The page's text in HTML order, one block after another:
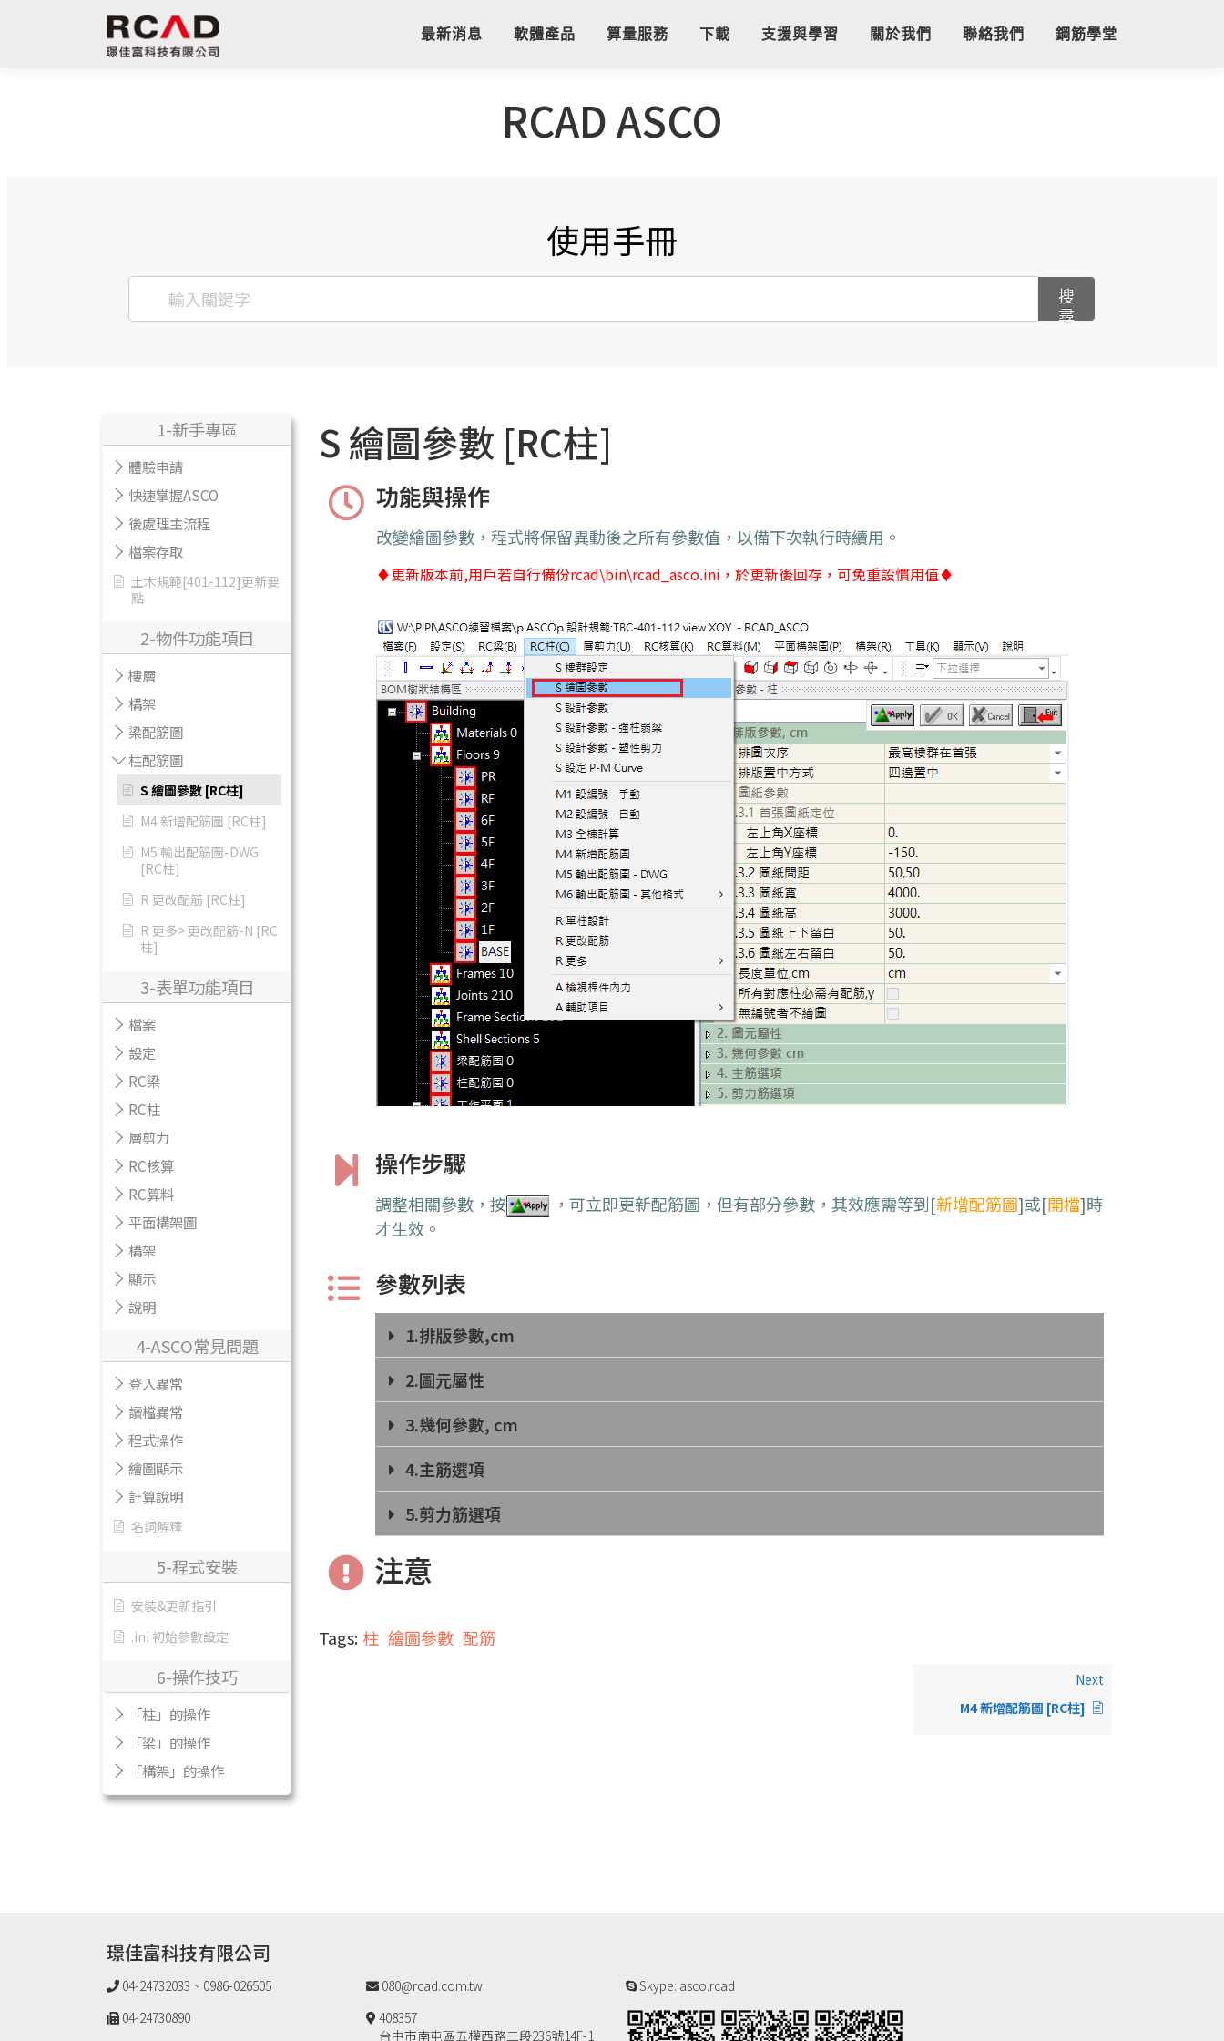
最新消息 軟體產品 算量服務 下載 支援與學習 關於我們 聯絡我們 鋼筋學堂
RCAD ASCO
使用手冊
搜
尋
1-新手專區
體驗申請
快速掌握ASCO
後處理主流程
檔案存取
土木規範[401-112]更新要
點
2-物件功能項目
樓層
構架
梁配筋圖
柱配筋圖
S 繪圖參數 [RC柱]
M4 新增配筋圖 [RC柱]
M5 輸出配筋圖-DWG
[RC柱]
R 更改配筋 [RC柱]
R 更多> 更改配筋-N [RC
柱]
3-表單功能項目
檔案
設定
RC梁
RC柱
層剪力
RC核算
RC算料
平面構架圖
構架
顯示
說明
4-ASCO常見問題
登入異常
讀檔異常
程式操作
繪圖顯示
計算說明
名詞解釋
5-程式安裝
安裝&更新指引
.ini 初始參數設定
6-操作技巧
「柱」的操作
「梁」的操作
「構架」的操作
S 繪圖參數 [RC柱]
功能與操作
改變繪圖參數，程式將保留異動後之所有參數值，以備下次執行時續用。
♦更新版本前,用戶若自行備份rcad\bin\rcad_asco.ini ，於更新後回存，可免重設慣用值♦
操作步驟
調整相關參數，按 ，可立即更新配筋圖 ，但有部分參數，其效應需等到[新增配筋圖]或[開檔]時
才生效。
參數列表
1.排版參數,cm
2.圖元屬性
3.幾何參數, cm
4.主筋選項
5.剪力筋選項
注意
Tags: 柱 繪圖參數 配筋
Next
M4 新增配筋圖 [RC柱]
璟佳富科技有限公司
04-24732033、0986-026505
04-24730890
080@rcad.com.tw
408357
台中市南屯區五權西路二段236號14F-1
Skype: asco.rcad